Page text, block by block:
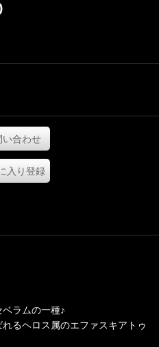
い合わせ
入り登録
ラムの一種♪
るヘロス属のエファスキアトゥ